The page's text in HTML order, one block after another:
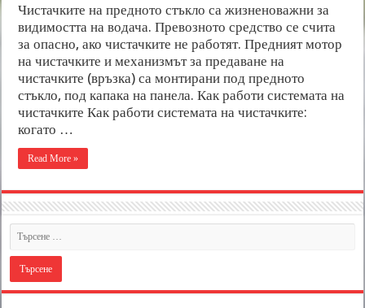
Чистачките на предното стъкло са жизненоважни за
видимостта на водача. Превозното средство се счита
за опасно, ако чистачките не работят. Предният мотор
на чистачките и механизмът за предаване на
чистачките (връзка) са монтирани под предното
стъкло, под капака на панела. Как работи системата на
чистачките Как работи системата на чистачките:
когато …
Read More »